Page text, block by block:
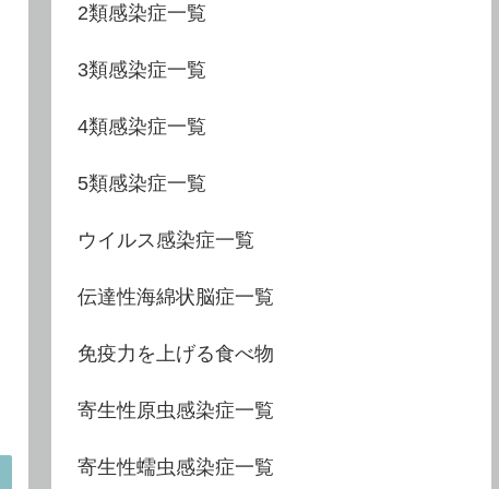
2類感染症一覧
3類感染症一覧
4類感染症一覧
5類感染症一覧
ウイルス感染症一覧
伝達性海綿状脳症一覧
免疫力を上げる食べ物
寄生性原虫感染症一覧
寄生性蠕虫感染症一覧